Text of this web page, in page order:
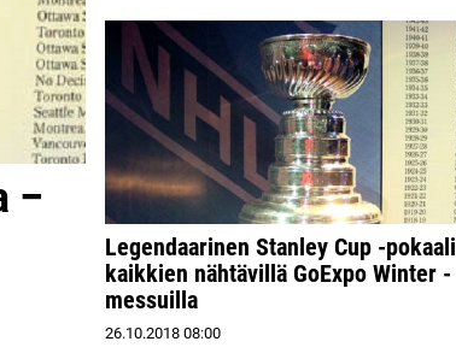
–
Legendaarinen Stanley Cup -pokaali
kaikkien nähtävillä GoExpo Winter -
messuilla
26.10.2018 08:00